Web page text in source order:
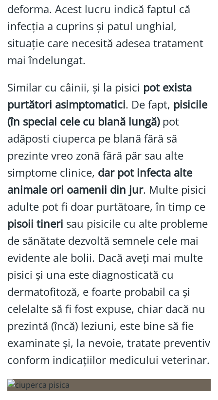
deforma. Acest lucru indică faptul că
infecția a cuprins și patul unghial,
situație care necesită adesea tratament
mai îndelungat.
Similar cu câinii, și la pisici pot exista
purtători asimptomatici. De fapt, pisicile
(în special cele cu blană lungă)pot
adăposti ciuperca pe blană fără să
prezinte vreo zonă fără păr sau alte
simptome clinice, dar pot infecta alte
animale ori oamenii din jur. Multe pisici
adulte pot fi doar purtătoare, în timp ce
pisoii tineri sau pisicile cu alte probleme
de sănătate dezvoltă semnele cele mai
evidente ale bolii. Dacă aveți mai multe
pisici și una este diagnosticată cu
dermatofitoză, e foarte probabil ca și
celelalte să fi fost expuse, chiar dacă nu
prezintă (încă) leziuni, este bine să fie
examinate și, la nevoie, tratate preventiv
conform indicațiilor medicului veterinar.